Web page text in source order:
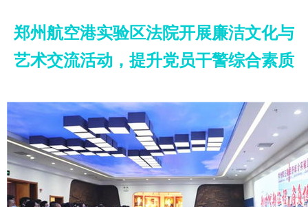
郑州航空港实验区法院开展廉洁文化与
艺术交流活动，提升党员干警综合素质